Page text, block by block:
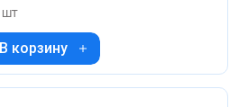
шт
В корзину